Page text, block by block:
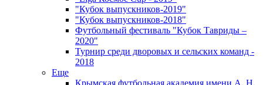
"Кубок выпускников-2019"
"Кубок выпускников-2018"
Футбольный фестиваль "Кубок Тавриды –
2020"
Турнир среди дворовых и сельских команд -
2018
Еще
Крымская футбольная академия имени А. Н.